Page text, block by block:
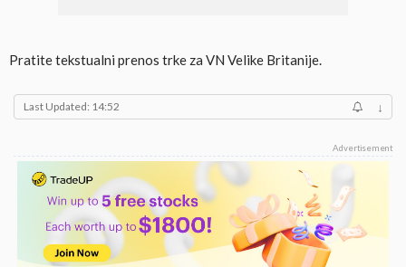
Pratite tekstualni prenos trke za VN Velike Britanije.
Last Updated: 14:52 ↓
Advertisement